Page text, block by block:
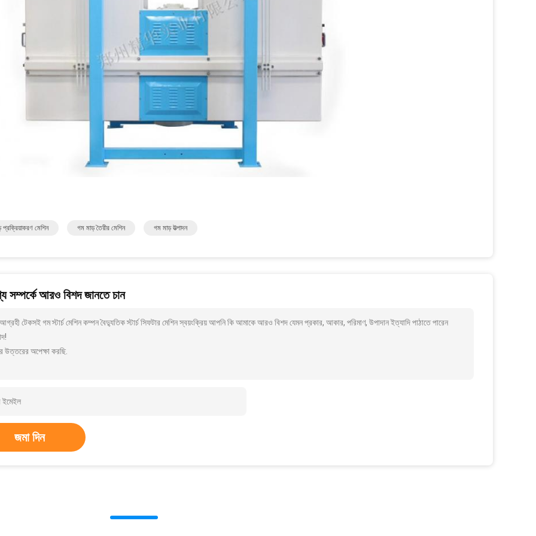
প্রক্রিয়াকরণ মেশিন গম মাড় তৈরীর মেশিন গম মাড় উত্পাদন
সম্পর্কে আরও বিশদ জানতে চান
টেকসই গম স্টার্চ মেশিন কম্পন বৈদ্যুতিক স্টার্চ সিফটার মেশিন স্বয়ংক্রিয় আপনি কি আমাকে আরও বিশদ যেমন প্রকার, আকার, পরিমাণ, উপাদান ইত্যাদি পাঠাতে পারেন
উত্তরের অপেক্ষা করছি.
জমা দিন